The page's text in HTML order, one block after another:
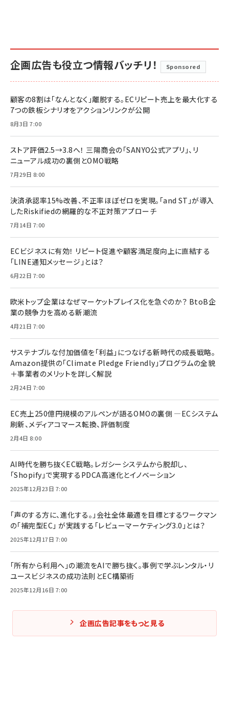
企画広告も役立つ情報バッチリ！ Sponsored
顧客の8割は「なんとなく」離脱する。ECリピート売上を最大化する
7つの鉄板シナリオをアクションリンクが公開
8月3日 7:00
ストア評価2.5→3.8へ！ 三陽商会の「SANYO公式アプリ」、リ
ニューアル成功の裏側とOMO戦略
7月29日 8:00
決済承認率15%改善、不正率ほぼゼロを実現。「and ST」が導入
したRiskifiedの網羅的な不正対策アプローチ
7月14日 7:00
ECビジネスに有効！ リピート促進や顧客満足度向上に直結する
「LINE通知メッセージ」とは？
6月22日 7:00
欧米トップ企業はなぜマーケットプレイス化を急ぐのか？ BtoB企
業の競争力を高める新潮流
4月21日 7:00
サステナブルな付加価値を「利益」につなげる新時代の成長戦略。
Amazon提供の「Climate Pledge Friendly」プログラムの全貌
＋事業者のメリットを詳しく解説
2月24日 7:00
EC売上250億円規模のアルペンが語るOMOの裏側 ―ECシステム
刷新、メディアコマース転換、評価制度
2月4日 8:00
AI時代を勝ち抜くEC戦略。レガシーシステムから脱却し、
「Shopify」で実現するPDCA高速化とイノベーション
2025年12月23日 7:00
「声のする方に、進化する。」会社全体最適を目標とするワークマン
の「補完型EC」 が実践する「レビューマーケティング3.0」とは？
2025年12月17日 7:00
「所有から利用へ」の潮流をAIで勝ち抜く。事例で学ぶレンタル・リ
ユースビジネスの成功法則とEC構築術
2025年12月16日 7:00
企画広告記事をもっと見る